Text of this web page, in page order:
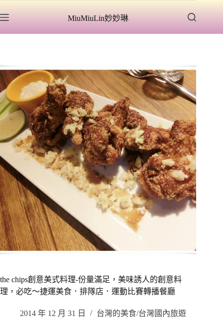
至
容
MiuMiuLin妙妙琳
the chips創意美式料理-份量滿足，美味誘人的創意料
理，必吃～捷運美食．排隊店．運動比賽轉播餐廳
2014 年 12 月 31 日 台灣的美食/台灣國內旅遊